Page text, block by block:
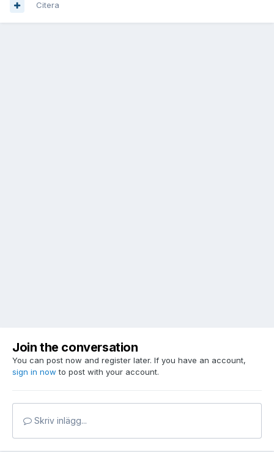
Citera
Join the conversation
You can post now and register later. If you have an account,
sign in now to post with your account.
Skriv inlägg...